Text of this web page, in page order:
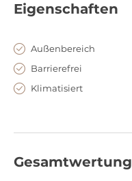
Eigenschaften
Außenbereich
Barrierefrei
Klimatisiert
Gesamtwertung